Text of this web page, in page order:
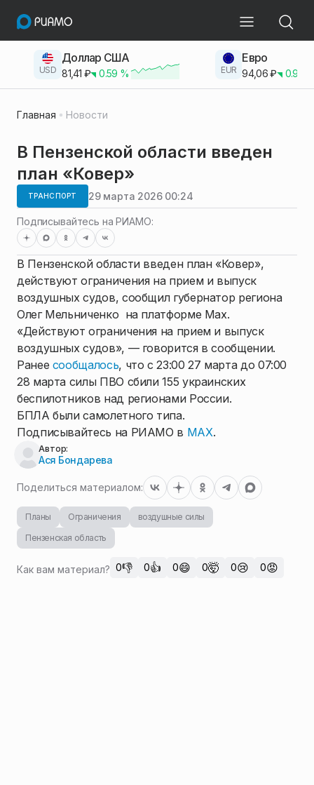
USD
Доллар США
81,41 ₽ 0.59 % EUR
Евро
94,06₽ 0.93
Главная Новости
В Пензенской области введен
план «Ковер»
ТРАНСПОРТ 29 марта 2026 00:24
Подписывайтесь на РИАМО:
В Пензенской области введен план «Ковер»,
действуют ограничения на прием и выпуск
воздушных судов, сообщил губернатор региона
Олег Мельниченко на платформе Max.
«Действуют ограничения на прием и выпуск
воздушных судов», — говорится в сообщении.
Ранее сообщалось, что с 23:00 27 марта до 07:00
28 марта силы ПВО сбили 155 украинских
беспилотников над регионами России.
БПЛА были самолетного типа.
Подписывайтесь на РИАМО в MAX.
Автор:
Ася Бондарева
Поделиться материалом:
Планы Ограничения
воздушные силы
Пензенская область
Как вам материал? 0👎 0👍 0😄 0🤯 0😢 0😡